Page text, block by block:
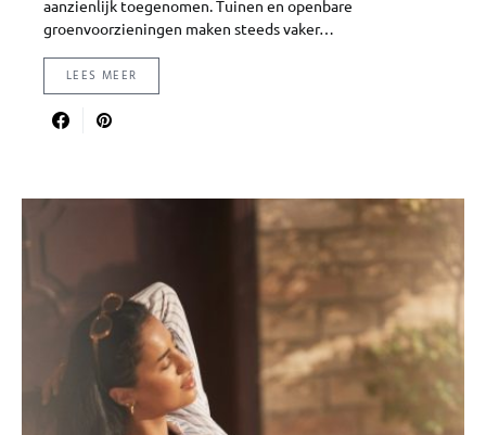
aanzienlijk toegenomen. Tuinen en openbare
groenvoorzieningen maken steeds vaker…
LEES MEER